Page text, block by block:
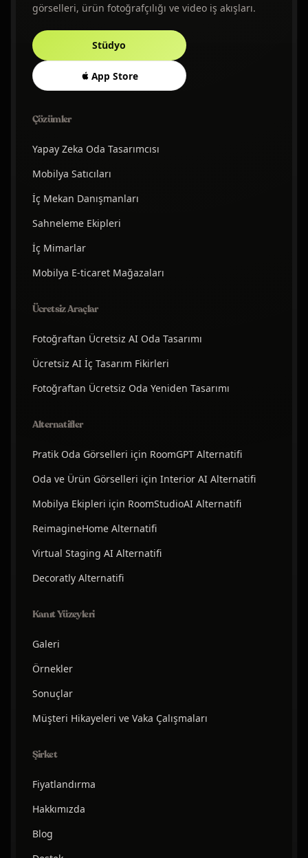
görselleri, ürün fotoğrafçılığı ve video iş akışları.
Stüdyo
App Store
Çözümler
Yapay Zeka Oda Tasarımcısı
Mobilya Satıcıları
İç Mekan Danışmanları
Sahneleme Ekipleri
İç Mimarlar
Mobilya E-ticaret Mağazaları
Ücretsiz Araçlar
Fotoğraftan Ücretsiz AI Oda Tasarımı
Ücretsiz AI İç Tasarım Fikirleri
Fotoğraftan Ücretsiz Oda Yeniden Tasarımı
Alternatifler
Pratik Oda Görselleri için RoomGPT Alternatifi
Oda ve Ürün Görselleri için Interior AI Alternatifi
Mobilya Ekipleri için RoomStudioAI Alternatifi
ReimagineHome Alternatifi
Virtual Staging AI Alternatifi
Decoratly Alternatifi
Kanıt Yüzeyleri
Galeri
Örnekler
Sonuçlar
Müşteri Hikayeleri ve Vaka Çalışmaları
Şirket
Fiyatlandırma
Hakkımızda
Blog